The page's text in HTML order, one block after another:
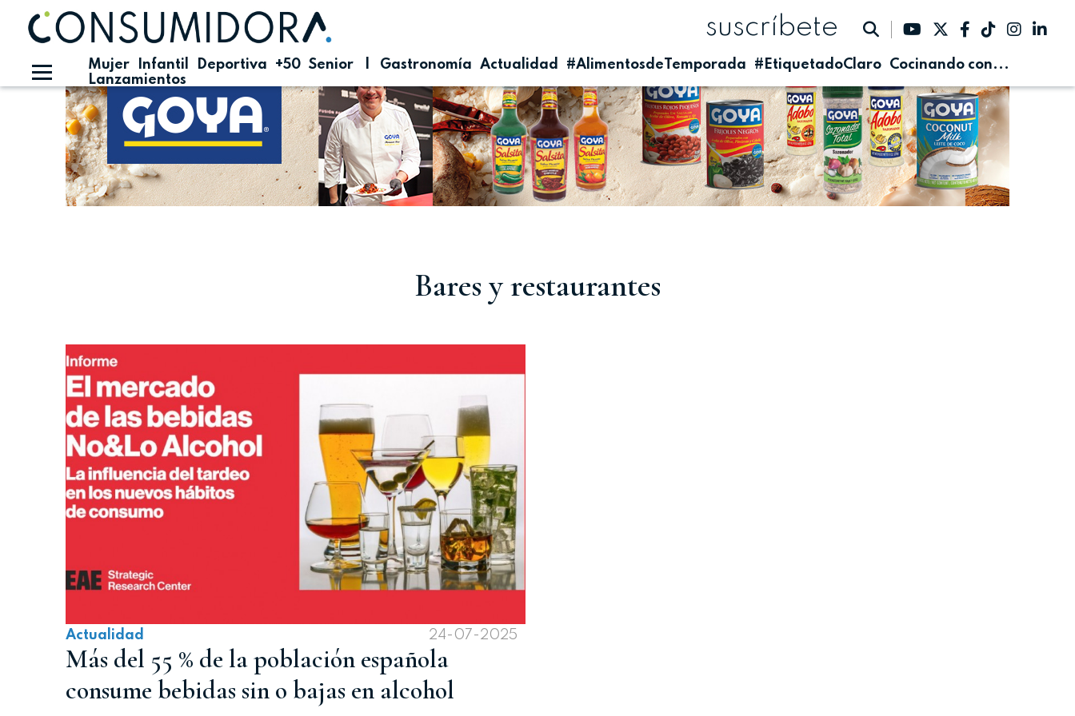
Mujer Infantil Deportiva +50 Senior | Gastronomía Actualidad #AlimentosdeTemporada #EtiquetadoClaro
Cocinando con...
Lanzamientos
suscríbete
Bares y restaurantes
Actualidad 24-07-2025
Más del 55 % de la población española
consume bebidas sin o bajas en alcohol